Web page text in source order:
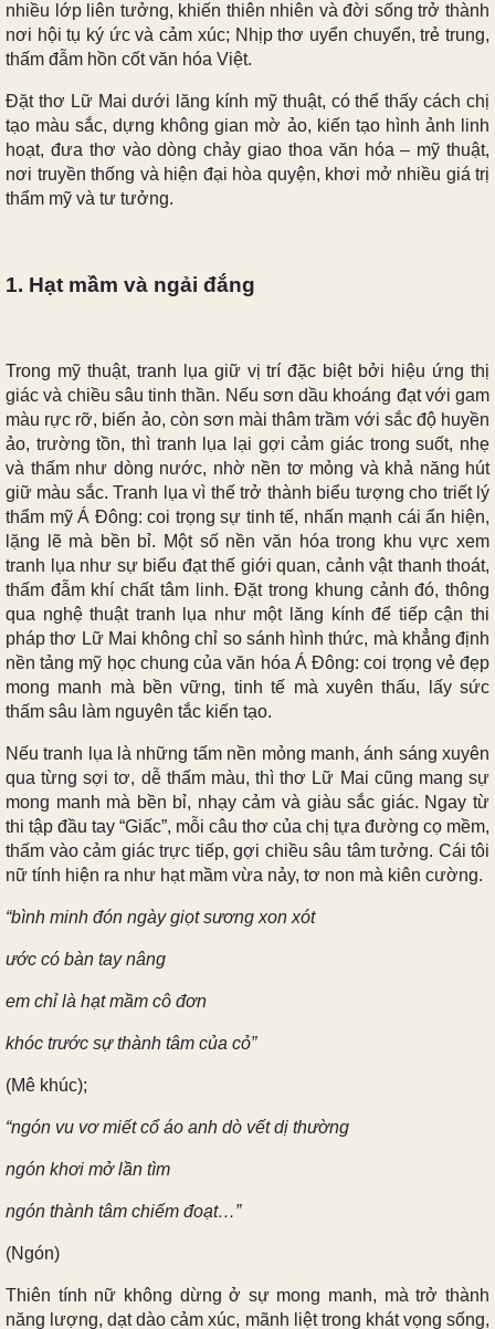
nhiều lớp liên tưởng, khiến thiên nhiên và đời sống trở thành
nơi hội tụ ký ức và cảm xúc; Nhịp thơ uyển chuyển, trẻ trung,
thấm đẫm hồn cốt văn hóa Việt.
Đặt thơ Lữ Mai dưới lăng kính mỹ thuật, có thể thấy cách chị
tạo màu sắc, dựng không gian mờ ảo, kiến tạo hình ảnh linh
hoạt, đưa thơ vào dòng chảy giao thoa văn hóa – mỹ thuật,
nơi truyền thống và hiện đại hòa quyện, khơi mở nhiều giá trị
thẩm mỹ và tư tưởng.
1. Hạt mầm và ngải đắng
Trong mỹ thuật, tranh lụa giữ vị trí đặc biệt bởi hiệu ứng thị
giác và chiều sâu tinh thần. Nếu sơn dầu khoáng đạt với gam
màu rực rỡ, biến ảo, còn sơn mài thâm trầm với sắc độ huyền
ảo, trường tồn, thì tranh lụa lại gợi cảm giác trong suốt, nhẹ
và thấm như dòng nước, nhờ nền tơ mỏng và khả năng hút
giữ màu sắc. Tranh lụa vì thế trở thành biểu tượng cho triết lý
thẩm mỹ Á Đông: coi trọng sự tinh tế, nhấn mạnh cái ẩn hiện,
lặng lẽ mà bền bỉ. Một số nền văn hóa trong khu vực xem
tranh lụa như sự biểu đạt thế giới quan, cảnh vật thanh thoát,
thấm đẫm khí chất tâm linh. Đặt trong khung cảnh đó, thông
qua nghệ thuật tranh lụa như một lăng kính để tiếp cận thi
pháp thơ Lữ Mai không chỉ so sánh hình thức, mà khẳng định
nền tảng mỹ học chung của văn hóa Á Đông: coi trọng vẻ đẹp
mong manh mà bền vững, tinh tế mà xuyên thấu, lấy sức
thấm sâu làm nguyên tắc kiến tạo.
Nếu tranh lụa là những tấm nền mỏng manh, ánh sáng xuyên
qua từng sợi tơ, dễ thấm màu, thì thơ Lữ Mai cũng mang sự
mong manh mà bền bỉ, nhạy cảm và giàu sắc giác. Ngay từ
thi tập đầu tay “Giấc”, mỗi câu thơ của chị tựa đường cọ mềm,
thấm vào cảm giác trực tiếp, gợi chiều sâu tâm tưởng. Cái tôi
nữ tính hiện ra như hạt mầm vừa nảy, tơ non mà kiên cường.
“bình minh đón ngày giọt sương xon xót
ước có bàn tay nâng
em chỉ là hạt mầm cô đơn
khóc trước sự thành tâm của cỏ”
(Mê khúc);
“ngón vu vơ miết cổ áo anh dò vết dị thường
ngón khơi mở lần tìm
ngón thành tâm chiếm đoạt…”
(Ngón)
Thiên tính nữ không dừng ở sự mong manh, mà trở thành
năng lượng, dạt dào cảm xúc, mãnh liệt trong khát vọng sống,